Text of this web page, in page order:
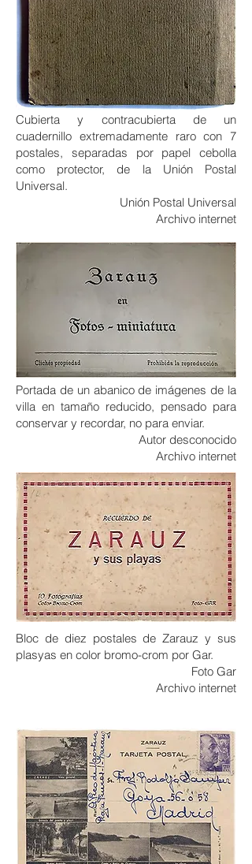
Cubierta y contracubierta de un
cuadernillo extremadamente raro con 7
postales, separadas por papel cebolla
como protector, de la Unión Postal
Universal.
Unión Postal Universal
Archivo internet
Portada de un abanico de imágenes de la
villa en tamaño reducido, pensado para
conservar y recordar, no para enviar.
Autor desconocido
Archivo internet
Bloc de diez postales de Zarauz y sus
plasyas en color bromo-crom por Gar.
Foto Gar
Archivo internet